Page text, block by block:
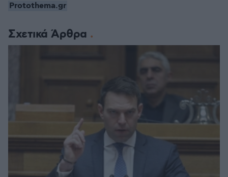
Σχετικά Άρθρα
Protothema.gr